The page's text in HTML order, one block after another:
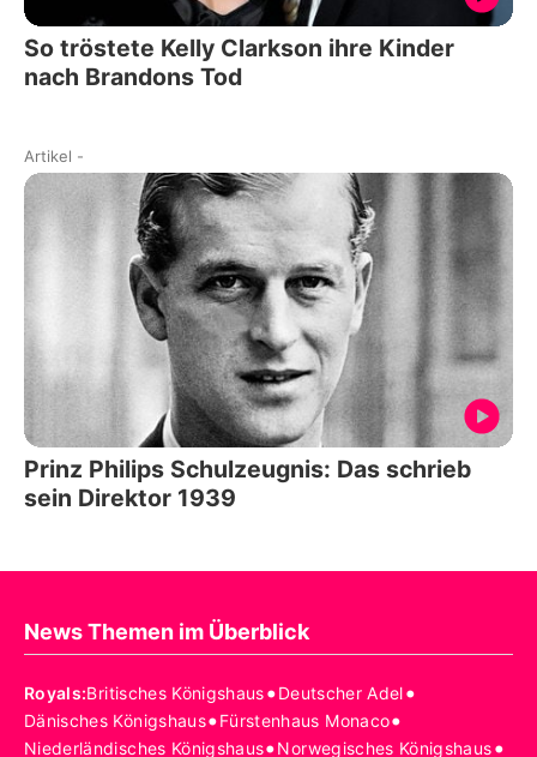
So tröstete Kelly Clarkson ihre Kinder
nach Brandons Tod
Artikel -
Prinz Philips Schulzeugnis: Das schrieb
sein Direktor 1939
News Themen im Überblick
Royals:Britisches Königshaus•Deutscher Adel•
Dänisches Königshaus•Fürstenhaus Monaco•
Niederländisches Königshaus•Norwegisches Königshaus•